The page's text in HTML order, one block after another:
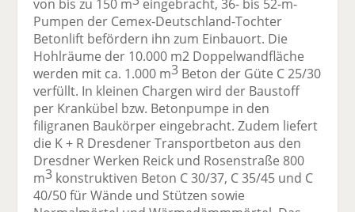
von bis zu 150 m
eingebracht, 36- bis 52-m-
Pumpen der Cemex-Deutschland-Tochter
Betonlift befördern ihn zum Einbauort. Die
Hohlräume der 10.000 m2 Doppelwandfläche
werden mit ca. 1.000 m3 Beton der Güte C 25/30
verfüllt. In kleinen Chargen wird der Baustoff
per Krankübel bzw. Betonpumpe in den
filigranen Baukörper eingebracht. Zudem liefert
die K + R Dresdener Transportbeton aus den
Dresdner Werken Reick und Rosenstraße 800
m3 konstruktiven Beton C 30/37, C 35/45 und C
40/50 für Wände und Stützen sowie